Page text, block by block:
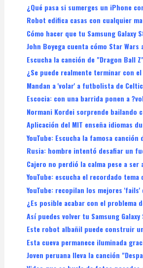
¿Qué pasa si sumerges un iPhone
Robot edifica casas con cualquier
Cómo hacer que tu Samsung Galaxy
John Boyega cuenta cómo Star
Escucha la canción de "Dragon Ball
¿Se puede realmente terminar con
Mandan a 'volar' a futbolista de
Escocia: con una barrida ponen a
Normani Kordei sorprende bailando
Aplicación del MIT enseña idiomas
YouTube: Escucha la famosa canción
Rusia: hombre intentó desafiar un
Cajero no perdió la calma pese a
YouTube: escucha el recordado
YouTube: recopilan los mejores
¿Es posible acabar con el problema
Así puedes volver tu Samsung
Este robot albañil puede construir
Esta cueva permanece iluminada
Joven peruana lleva la canción